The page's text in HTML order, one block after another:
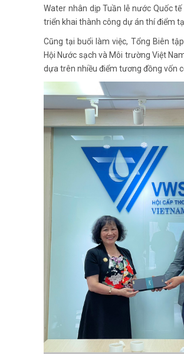
Water nhân dịp Tuần lễ nước Quốc
triển khai thành công dự án thí điểm
Cũng tại buổi làm việc, Tổng Biên
Hội Nước sạch và Môi trường Việt
dựa trên nhiều điểm tương đồng vốn